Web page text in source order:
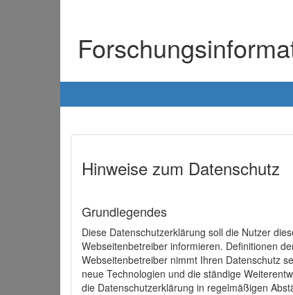
Hinweise zum Datenschutz
Grundlegendes
Diese Datenschutzerklärung soll die Nutzer
Webseitenbetreiber informieren. Definitionen
Webseitenbetreiber nimmt Ihren Datenschutz
neue Technologien und die ständige
die Datenschutzerklärung in regelmäßigen